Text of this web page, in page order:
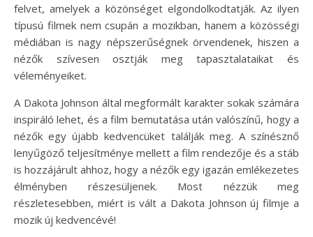
felvet, amelyek a közönséget elgondolkodtatják. Az ilyen
típusú filmek nem csupán a mozikban, hanem a közösségi
médiában is nagy népszerűségnek örvendenek, hiszen a
nézők szívesen osztják meg tapasztalataikat és
véleményeiket.
A Dakota Johnson által megformált karakter sokak számára
inspiráló lehet, és a film bemutatása után valószínű, hogy a
nézők egy újabb kedvencüket találják meg. A színésznő
lenyűgöző teljesítménye mellett a film rendezője és a stáb
is hozzájárult ahhoz, hogy a nézők egy igazán emlékezetes
élményben részesüljenek. Most nézzük meg
részletesebben, miért is vált a Dakota Johnson új filmje a
mozik új kedvencévé!